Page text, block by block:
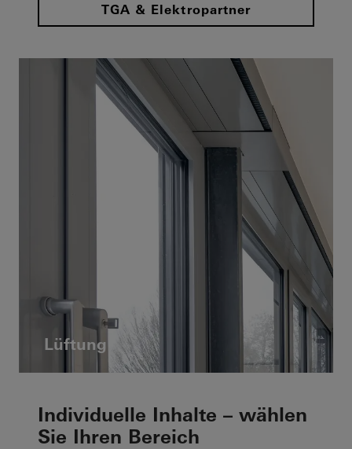
TGA & Elektropartner
Lüftung
Individuelle Inhalte – wählen
Sie Ihren Bereich